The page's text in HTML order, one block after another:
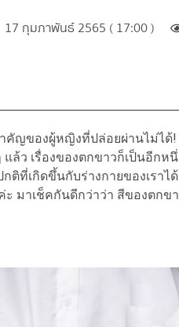
17 กุมภาพันธ์ 2565 ( 17:00 )
คัญของผู้หญิงที่ปล่อยผ่านไม่ได้!
ล้ว เรื่องของตกขาวก็เป็นอีกห
ติที่เกิดขึ้นกับร่างกายของเรา
มาเช็คกันดีกว่าว่า สีของตกข